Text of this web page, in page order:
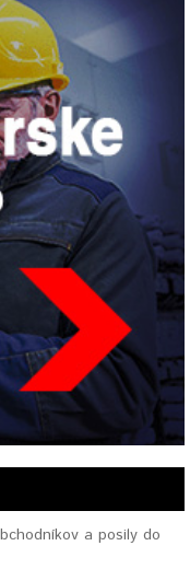
a posily do